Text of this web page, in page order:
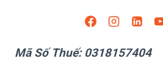
Mã Số Thuế: 0318157404